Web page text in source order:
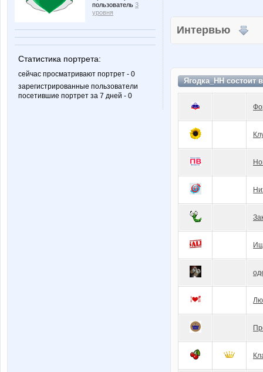
пользователь 3
уровня
Статистика портрета:
сейчас просматривают портрет - 0
зарегистрированные пользователи
посетившие портрет за 7 дней - 0
Интервью
Ягодка_НН состоит